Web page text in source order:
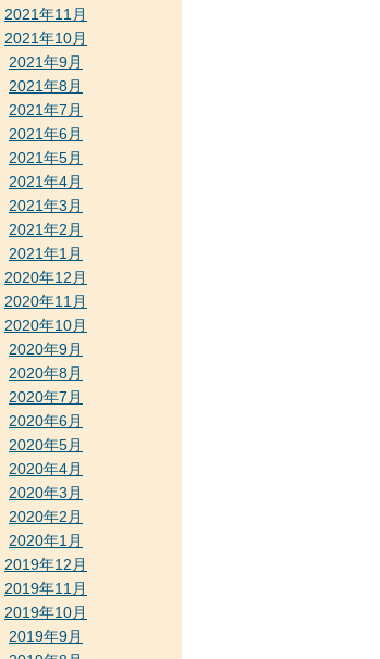
2021年11月
2021年10月
2021年9月
2021年8月
2021年7月
2021年6月
2021年5月
2021年4月
2021年3月
2021年2月
2021年1月
2020年12月
2020年11月
2020年10月
2020年9月
2020年8月
2020年7月
2020年6月
2020年5月
2020年4月
2020年3月
2020年2月
2020年1月
2019年12月
2019年11月
2019年10月
2019年9月